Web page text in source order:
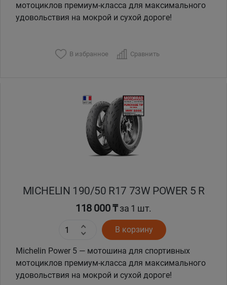
мотоциклов премиум-класса для максимального
удовольствия на мокрой и сухой дороге!
В избранное Сравнить
MICHELIN 190/50 R17 73W POWER 5 R
118 000 ₸за 1 шт.
В корзину
Michelin Power 5 — мотошина для спортивных
мотоциклов премиум-класса для максимального
удовольствия на мокрой и сухой дороге!